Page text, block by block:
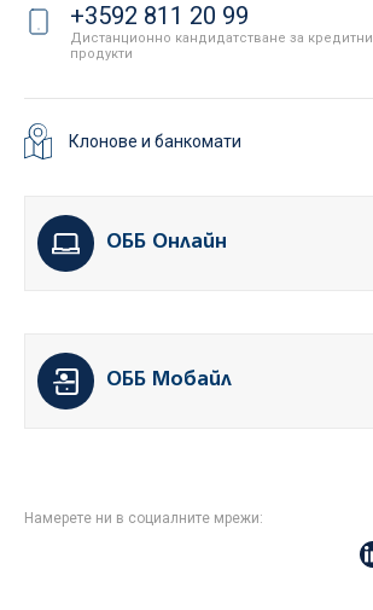
+3592 811 20 99
Дистанционно кандидатстване за кредитни
продукти
Клонове и банкомати
ОББ Онлайн
ОББ Мобайл
Намерете ни в социалните мрежи: